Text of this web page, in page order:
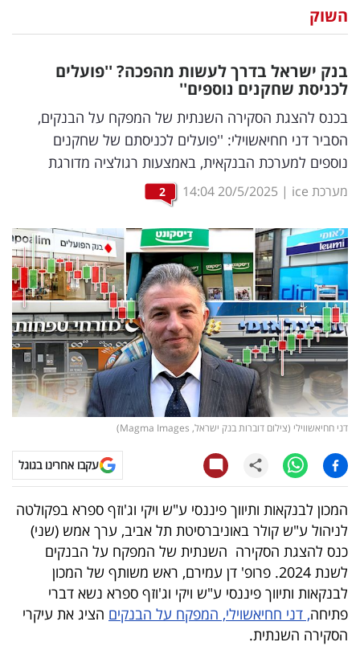
וצרכנות
דיגיטל
וטק
שיווק
ופרסום
מדדים
ומחקרים
דעות
רכילות
עסקית
קריפטו
ויראלי
טלוויזיה
עסקי
ספורט
קריירה
ולימודים
השוק
בנק ישראל בדרך לעשות מהפכה? ''פועלים
לכניסת שחקנים נוספים''
בכנס להצגת הסקירה השנתית של המפקח על הבנקים,
הסביר דני חחיאשוילי: ''פועלים לכניסתם של שחקנים
נוספים למערכת הבנקאית, באמצעות רגולציה מדורגת
מערכת ice |
20/5/2025
14:04
2
דני חחיאשווילי (צילום דוברות בנק ישראל, Magma Images)
עקבו אחרינו בגוגל
המכון לבנקאות ותיווך פיננסי ע"ש ויקי וג'וזף ספרא בפקולטה
לניהול ע"ש קולר באוניברסיטת תל אביב, ערך אמש (שני)
כנס להצגת הסקירה השנתית של המפקח על הבנקים
לשנת 2024. פרופ' דן עמירם, ראש משותף של המכון
לבנקאות ותיווך פיננסי ע"ש ויקי וג'וזף ספרא נשא דברי
פתיחה, דני חחיאשוילי, המפקח על הבנקים הציג את עיקרי
הסקירה השנתית.